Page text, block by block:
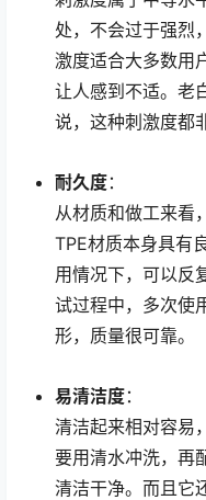
处，不会过于强烈
激度适合大多数用
让人感到不适。老
说，这种刺激度都
耐久度：
从材质和做工来看
TPE材质本身具有
用情况下，可以反
试过程中，多次使
形，质量很可靠。
易清洁度：
清洁起来相对容易
要用清水冲洗，再
清洁干净。而且它